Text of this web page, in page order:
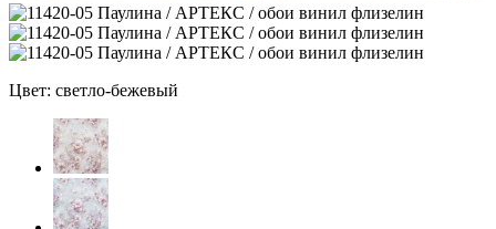
Цвет: светло-бежевый